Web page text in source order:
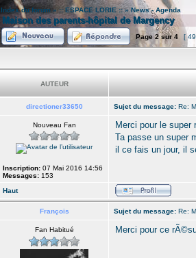
Index du forum » :: ESPACE LORIE ::»News - Agenda
Maison des parents-hôpital de Margency
Page2sur4 [
AUTEUR
directioner33650 Sujet du message: Re:
Nouveau Fan
Inscription: 07 Mai 2016 14:56
Messages: 153
Merci pour le
Ta passe un super
il ce fais un jour, il
Haut
François Sujet du message: Re:
Fan Habitué Merci pour ce